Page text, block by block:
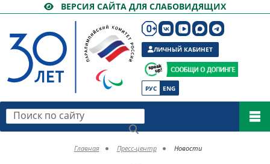
ВЕРСИЯ САЙТА ДЛЯ СЛАБОВИДЯЩИХ
РУС ENG
ЛИЧНЫЙ КАБИНЕТ
Поиск по сайту
Главная Пресс-центр Новости